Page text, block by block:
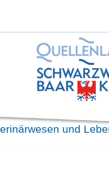
und